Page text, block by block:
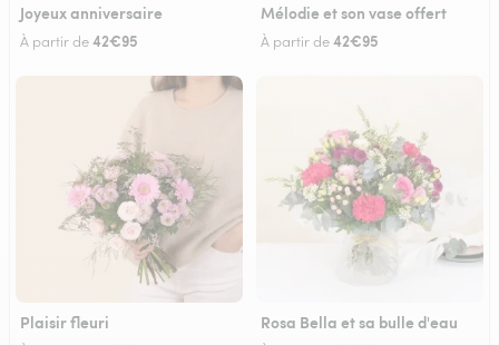
Joyeux anniversaire
À partir de42€95
Mélodie et son vase offert
À partir de42€95
Plaisir fleuri Rosa Bella et sa bulle d'eau